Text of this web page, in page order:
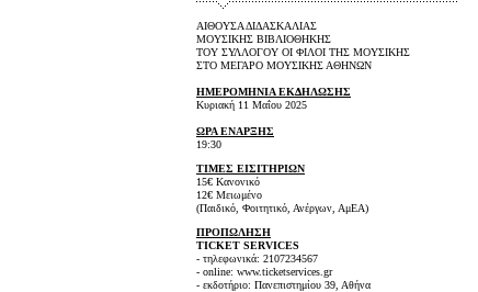
ΑΙΘΟΥΣΑ ΔΙΔΑΣΚΑΛΙΑΣ
ΜΟΥΣΙΚΗΣ ΒΙΒΛΙΟΘΗΚΗΣ
ΤΟΥ ΣΥΛΛΟΓΟΥ ΟΙ ΦΙΛΟΙ ΤΗΣ ΜΟΥΣΙΚΗΣ
ΣΤΟ ΜΕΓΑΡΟ ΜΟΥΣΙΚΗΣ ΑΘΗΝΩΝ
ΗΜΕΡΟΜΗΝΙΑ ΕΚΔΗΛΩΣΗΣ
Κυριακή 11 Μαΐου 2025
ΩΡΑ ΕΝΑΡΞΗΣ
19:30
ΤΙΜΕΣ ΕΙΣΙΤΗΡΙΩΝ
15€ Κανονικό
12€ Μειωμένο
(Παιδικό, Φοιτητικό, Ανέργων, ΑμΕΑ)
ΠΡΟΠΩΛΗΣΗ
TICKET SERVICES
- τηλεφωνικά: 2107234567
- online: www.ticketservices.gr
- εκδοτήριο: Πανεπιστημίου 39, Αθήνα